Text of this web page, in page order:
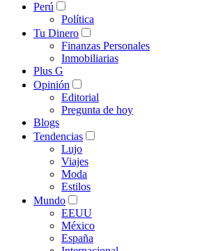
Perú
Política
Tu Dinero
Finanzas Personales
Inmobiliarias
Plus G
Opinión
Editorial
Pregunta de hoy
Blogs
Tendencias
Lujo
Viajes
Moda
Estilos
Mundo
EEUU
México
España